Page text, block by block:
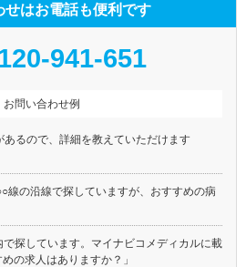
せはお電話も便利です
941-651
お問い合わせ例
あるので、詳細を教えていただけます
線の沿線で探していますが、おすすめの病
で探しています。マイナビコメディカルに載
の求人はありますか？」